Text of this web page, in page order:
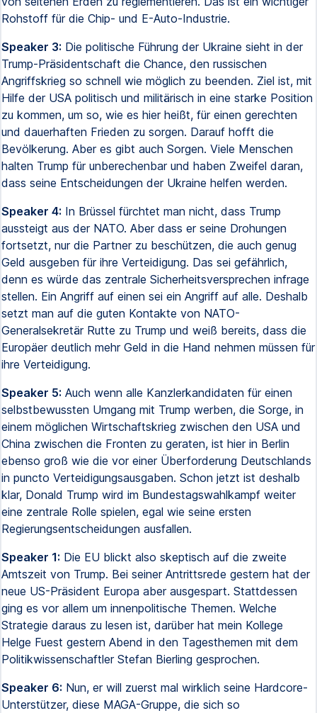
Rohstoff für die Chip- und E-Auto-Industrie.
Speaker 3: Die politische Führung der Ukraine sieht in der
Trump-Präsidentschaft die Chance, den russischen
Angriffskrieg so schnell wie möglich zu beenden. Ziel ist, mit
Hilfe der USA politisch und militärisch in eine starke Position
zu kommen, um so, wie es hier heißt, für einen gerechten
und dauerhaften Frieden zu sorgen. Darauf hofft die
Bevölkerung. Aber es gibt auch Sorgen. Viele Menschen
halten Trump für unberechenbar und haben Zweifel daran,
dass seine Entscheidungen der Ukraine helfen werden.
Speaker 4: In Brüssel fürchtet man nicht, dass Trump
aussteigt aus der NATO. Aber dass er seine Drohungen
fortsetzt, nur die Partner zu beschützen, die auch genug
Geld ausgeben für ihre Verteidigung. Das sei gefährlich,
denn es würde das zentrale Sicherheitsversprechen infrage
stellen. Ein Angriff auf einen sei ein Angriff auf alle. Deshalb
setzt man auf die guten Kontakte von NATO-
Generalsekretär Rutte zu Trump und weiß bereits, dass die
Europäer deutlich mehr Geld in die Hand nehmen müssen für
ihre Verteidigung.
Speaker 5: Auch wenn alle Kanzlerkandidaten für einen
selbstbewussten Umgang mit Trump werben, die Sorge, in
einem möglichen Wirtschaftskrieg zwischen den USA und
China zwischen die Fronten zu geraten, ist hier in Berlin
ebenso groß wie die vor einer Überforderung Deutschlands
in puncto Verteidigungsausgaben. Schon jetzt ist deshalb
klar, Donald Trump wird im Bundestagswahlkampf weiter
eine zentrale Rolle spielen, egal wie seine ersten
Regierungsentscheidungen ausfallen.
Speaker 1: Die EU blickt also skeptisch auf die zweite
Amtszeit von Trump. Bei seiner Antrittsrede gestern hat der
neue US-Präsident Europa aber ausgespart. Stattdessen
ging es vor allem um innenpolitische Themen. Welche
Strategie daraus zu lesen ist, darüber hat mein Kollege
Helge Fuest gestern Abend in den Tagesthemen mit dem
Politikwissenschaftler Stefan Bierling gesprochen.
Speaker 6: Nun, er will zuerst mal wirklich seine Hardcore-
Unterstützer, diese MAGA-Gruppe, die sich so